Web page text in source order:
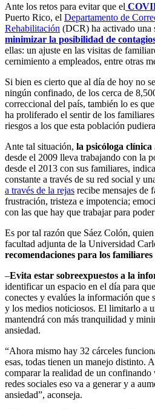
Ante los retos para evitar que el
Puerto Rico, el Departamento de
Rehabilitación (DCR) ha activado una
minimizar la posibilidad de
ellas: un ajuste en las visitas de
cernimiento a empleados, entre otras
Si bien es cierto que al día de hoy no
ningún confinado, de los cerca de
correccional del país, también lo es
ha proliferado el sentir de los
riesgos a los que esta población
Ante tal situación, la psicóloga
desde el 2009 lleva trabajando con la
desde el 2013 con sus familiares,
constante a través de su red social y
a través de la rejas recibe mensajes de
frustración, tristeza e impotencia;
con las que hay que trabajar para
Es por tal razón que Sáez Colón, quien
facultad adjunta de la Universidad
recomendaciones para los
–Evita estar sobreexpuestos a la
identificar un espacio en el día para
conectes y evalúes la información que
y los medios noticiosos. El limitarlo a
mantendrá con más tranquilidad y
ansiedad.
“Ahora mismo hay 32 cárceles
esas, todas tienen un manejo distinto.
comparar la realidad de un confinando
redes sociales eso va a generar y a
ansiedad”, aconseja.